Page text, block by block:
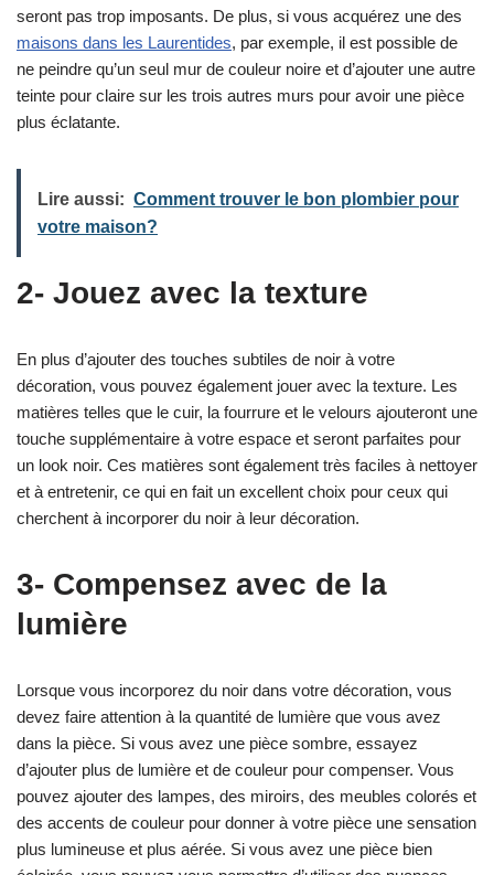
seront pas trop imposants. De plus, si vous acquérez une des
maisons dans les Laurentides, par exemple, il est possible de
ne peindre qu’un seul mur de couleur noire et d’ajouter une autre
teinte pour claire sur les trois autres murs pour avoir une pièce
plus éclatante.
Lire aussi: Comment trouver le bon plombier pour
votre maison?
2- Jouez avec la texture
En plus d’ajouter des touches subtiles de noir à votre
décoration, vous pouvez également jouer avec la texture. Les
matières telles que le cuir, la fourrure et le velours ajouteront une
touche supplémentaire à votre espace et seront parfaites pour
un look noir. Ces matières sont également très faciles à nettoyer
et à entretenir, ce qui en fait un excellent choix pour ceux qui
cherchent à incorporer du noir à leur décoration.
3- Compensez avec de la
lumière
Lorsque vous incorporez du noir dans votre décoration, vous
devez faire attention à la quantité de lumière que vous avez
dans la pièce. Si vous avez une pièce sombre, essayez
d’ajouter plus de lumière et de couleur pour compenser. Vous
pouvez ajouter des lampes, des miroirs, des meubles colorés et
des accents de couleur pour donner à votre pièce une sensation
plus lumineuse et plus aérée. Si vous avez une pièce bien